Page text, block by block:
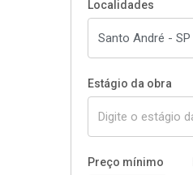
Localidades
Estágio da obra
Preço mínimo